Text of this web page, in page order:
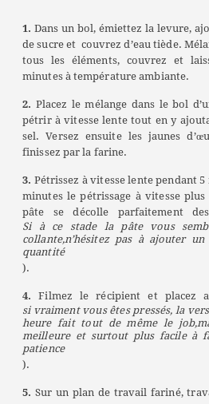
1. Dans un bol, émiettez la levure,
de sucre et couvrez d’eau tiède.
tous les éléments, couvrez et
minutes à température ambiante.
2. Placez le mélange dans le bol
pétrir à vitesse lente tout en y
sel. Versez ensuite les jaunes
finissez par la farine.
3. Pétrissez à vitesse lente pendant
minutes le pétrissage à vitesse plus
pâte se décolle parfaitement
Si à ce stade la pâte vous
collante,n’hésitez pas à ajouter
quantité
).
4. Filmez le récipient et
si vraiment vous êtes pressés, la
heure fait tout de même le
meilleure et surtout plus facile à
patience
).
5. Sur un plan de travail fariné,